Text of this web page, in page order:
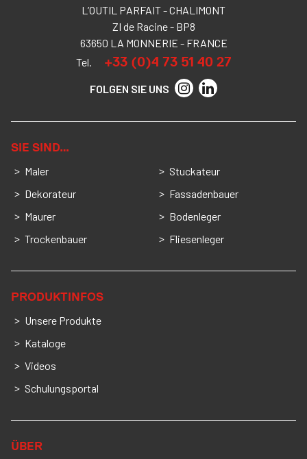
L’OUTIL PARFAIT - CHALIMONT
ZI de Racine - BP8
63650 LA MONNERIE - FRANCE
Tel.
+33 (0)4 73 51 40 27
FOLGEN SIE UNS
SIE SIND…
Maler
Dekorateur
Maurer
Trockenbauer
Stuckateur
Fassadenbauer
Bodenleger
Fliesenleger
PRODUKTINFOS
Unsere Produkte
Kataloge
Videos
Schulungsportal
ÜBER